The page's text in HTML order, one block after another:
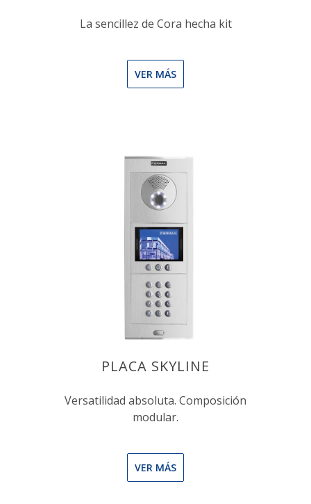
La sencillez de Cora hecha kit
VER MÁS
PLACA SKYLINE
Versatilidad absoluta. Composición
modular.
VER MÁS